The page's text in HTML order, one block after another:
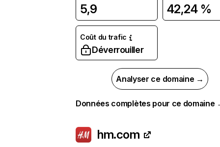
5,9 42,24 %
Coût du trafic
Déverrouiller
Analyser ce domaine →
Données complètes pour ce domaine
hm.com